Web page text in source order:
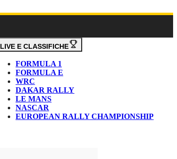
LIVE E CLASSIFICHE
FORMULA 1
FORMULA E
WRC
DAKAR RALLY
LE MANS
NASCAR
EUROPEAN RALLY CHAMPIONSHIP